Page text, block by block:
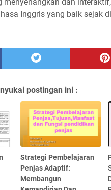
Inggris yang baik sejak
postingan ini :
Strategi Pembelajaran
Penjas Adaptif:
Membangun